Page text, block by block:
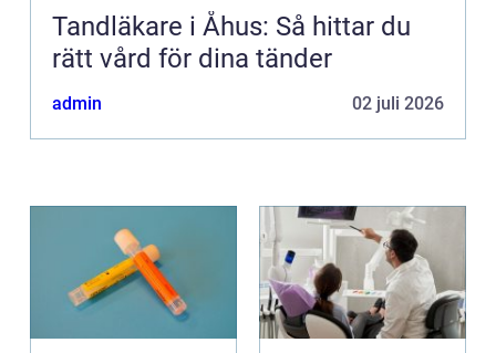
Tandläkare i Åhus: Så hittar du
rätt vård för dina tänder
admin 02 juli 2026